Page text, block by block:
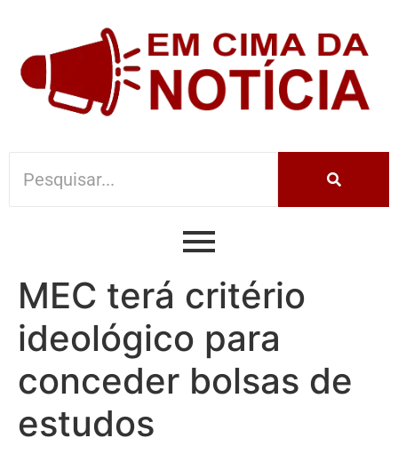
MEC terá critério
ideológico para
conceder bolsas de
estudos